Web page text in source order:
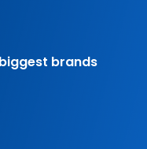
brands